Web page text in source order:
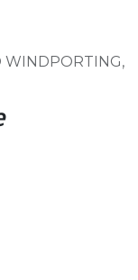
WINDPORTING,